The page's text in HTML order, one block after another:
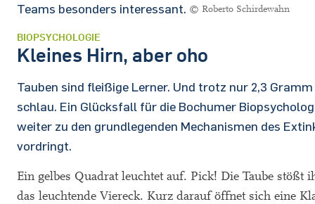
Teams besonders interessant. © Roberto Schirdewahn
BIOPSYCHOLOGIE
Kleines Hirn, aber oho
Tauben sind fleißige Lerner. Und trotz nur 2,3
schlau. Ein Glücksfall für die Bochumer
weiter zu den grundlegenden Mechanismen des
vordringt.
Ein gelbes Quadrat leuchtet auf. Pick! Die Taube stößt
das leuchtende Viereck. Kurz darauf öffnet sich eine